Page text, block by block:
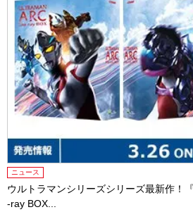
ニュース
ウルトラマンシリーズシリーズ最新作！
-ray BOX...